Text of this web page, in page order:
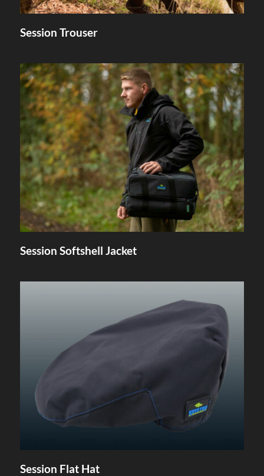
Session Trouser
Session Softshell Jacket
Session Flat Hat